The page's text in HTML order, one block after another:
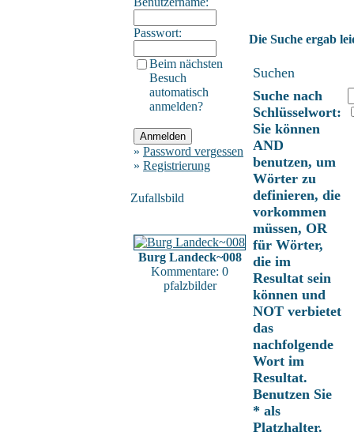
Passwort:
Beim nächsten
Besuch
automatisch
anmelden?
» Password vergessen
» Registrierung
Zufallsbild
Burg Landeck~008
Kommentare: 0
pfalzbilder
Die Suche ergab
Suchen
Suche nach
Schlüsselwort:
Sie können
AND
benutzen, um
Wörter zu
definieren, die
vorkommen
müssen, OR
für Wörter,
die im
Resultat sein
können und
NOT verbietet
das
nachfolgende
Wort im
Resultat.
Benutzen Sie
* als
Platzhalter.